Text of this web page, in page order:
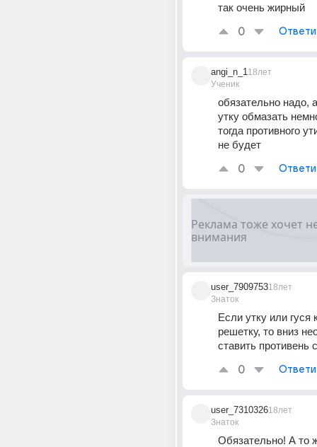
так очень жирный
0
angi_n_1
Ученик
18лет
обязательно надо,
утку обмазать
тогда противного
не будет
0
user_7909753
Знаток
18лет
Если утку или гуся
решетку, то вниз
ставить противень
0
user_7310326
Знаток
18лет
Обязательно! А то